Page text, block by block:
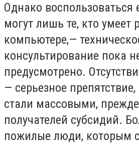
Однако воспользоваться
могут лишь те, кто умеет
компьютере,—
консультирование пока
предусмотрено.
— серьезное
стали массовыми,
получателей субсидий.
пожилые люди, которым